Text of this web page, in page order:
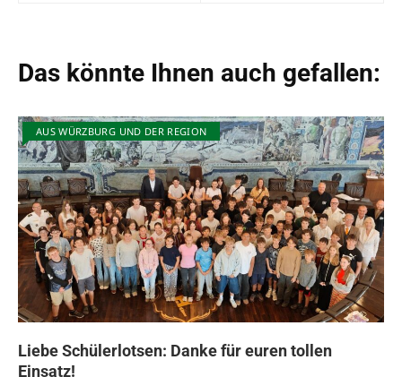
Das könnte Ihnen auch gefallen:
AUS WÜRZBURG UND DER REGION
Liebe Schülerlotsen: Danke für euren tollen
Einsatz!